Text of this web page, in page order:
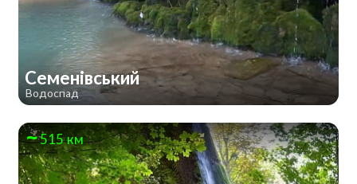
Семенівський
Водоспад
515 км